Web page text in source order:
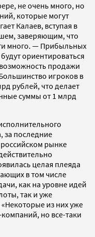
не очень много, но
которые могут
Калаев, вступая в
заверяющим, что
много. — Прибыльных
ориентироваться
продажи
игроков в
рублей, что делает
суммы от 1 млрд
за последние
рынке
целая плеяда
в том числе
как на уровне идей
так и уже
из них уже
но все-таки